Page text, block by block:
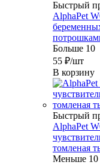
Быстрый
AlphaPet
Больше 10
55 ₽/шт
В корзину
Быстрый
AlphaPet
томленая
Меньше 10